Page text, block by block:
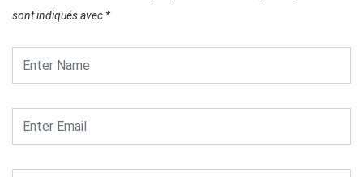
sont indiqués avec *